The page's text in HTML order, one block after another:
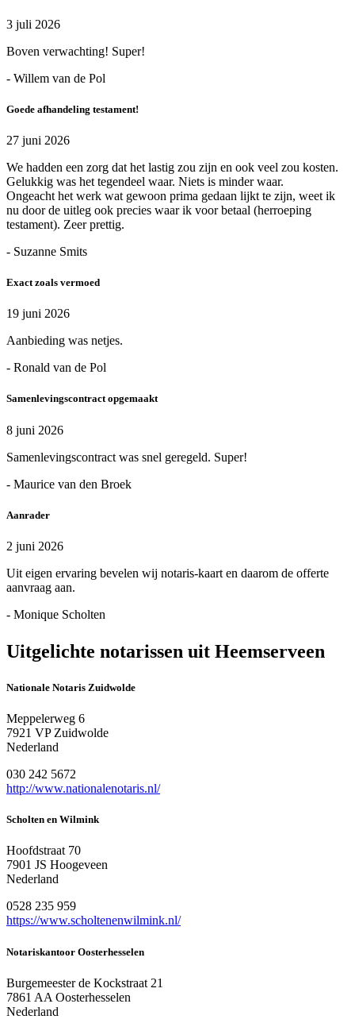
3 juli 2026
Boven verwachting! Super!
- Willem van de Pol
Goede afhandeling testament!
27 juni 2026
We hadden een zorg dat het lastig zou zijn en ook veel zou kosten.
Gelukkig was het tegendeel waar. Niets is minder waar.
Ongeacht het werk wat gewoon prima gedaan lijkt te zijn, weet ik
nu door de uitleg ook precies waar ik voor betaal (herroeping
testament). Zeer prettig.
- Suzanne Smits
Exact zoals vermoed
19 juni 2026
Aanbieding was netjes.
- Ronald van de Pol
Samenlevingscontract opgemaakt
8 juni 2026
Samenlevingscontract was snel geregeld. Super!
- Maurice van den Broek
Aanrader
2 juni 2026
Uit eigen ervaring bevelen wij notaris-kaart en daarom de offerte
aanvraag aan.
- Monique Scholten
Uitgelichte notarissen uit Heemserveen
Nationale Notaris Zuidwolde
Meppelerweg 6
7921 VP Zuidwolde
Nederland
030 242 5672
http://www.nationalenotaris.nl/
Scholten en Wilmink
Hoofdstraat 70
7901 JS Hoogeveen
Nederland
0528 235 959
https://www.scholtenenwilmink.nl/
Notariskantoor Oosterhesselen
Burgemeester de Kockstraat 21
7861 AA Oosterhesselen
Nederland